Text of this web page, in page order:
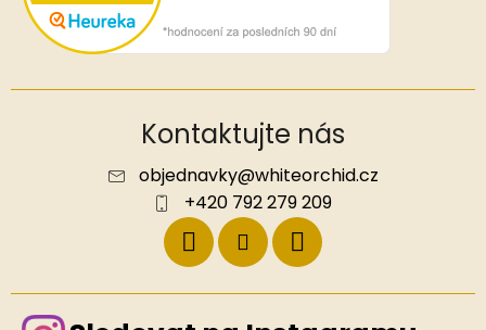
Kontaktujte nás
objednavky@whiteorchid.cz
+420 792 279 209